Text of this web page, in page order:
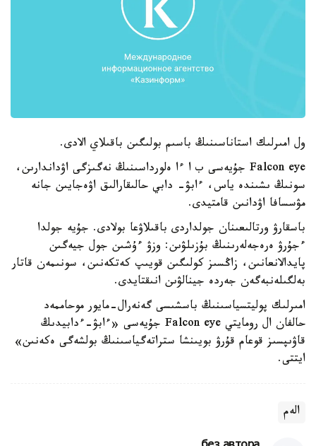
ول امىرلىك استاناسىنىڭ باسىم بولىگىن باقىلاي الادى.
Falcon eye جۇيەسى ب ا ءا ەلورداسىنىڭ نەگىزگى اۋداندارىن،
سونىڭ ىشىندە ياس، ءابۋ- دابي حالىقارالىق اۋەجايىن جانە
مۋسسافا اۋدانىن قامتيدى.
باسقارۋ ورتالىعىنان جولداردى باقىلاۋعا بولادى. جۇيە جولدا
ءجۇرۋ ەرەجەلەرىنىڭ بۇزىلۋىن: وزۋ ءۇشىن جول جيەگىن
پايدالانعانىن، زاڭسىز كولىگىن قويىپ كەتكەنىن، سونىمەن قاتار
بەلگىلەنبەگەن جەردە جينالۋىن انىقتايدى.
امىرلىك پوليتسياسىنىڭ باسشىسى گەنەرال-مايور موحاممەد
حالفان ال رومايتي Falcon eye جۇيەسى «ءابۋ-ءدابيدىڭ
قاۋىپسىز قوعام قۇرۋ بويىنشا ستراتەگياسىنىڭ بولشەگى ەكەنىن»
ايتتى.
الەم